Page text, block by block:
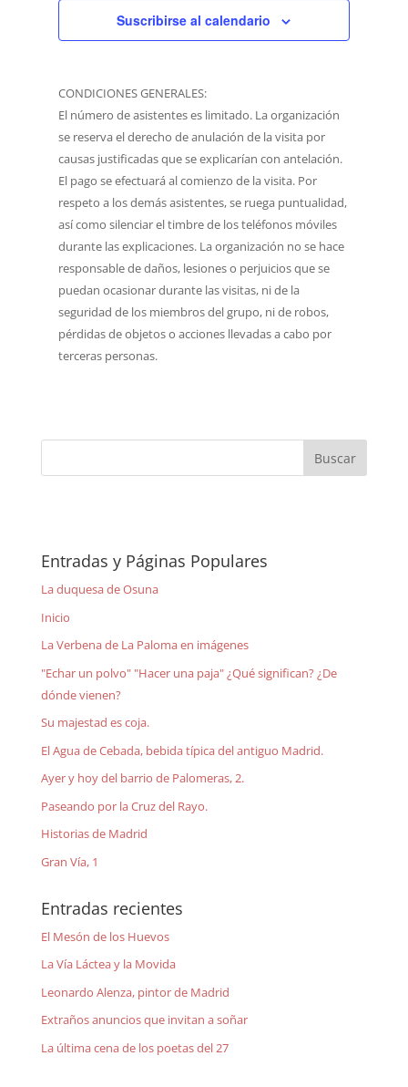
Suscribirse al calendario
CONDICIONES GENERALES:
El número de asistentes es limitado. La organización
se reserva el derecho de anulación de la visita por
causas justificadas que se explicarían con antelación.
El pago se efectuará al comienzo de la visita. Por
respeto a los demás asistentes, se ruega puntualidad,
así como silenciar el timbre de los teléfonos móviles
durante las explicaciones. La organización no se hace
responsable de daños, lesiones o perjuicios que se
puedan ocasionar durante las visitas, ni de la
seguridad de los miembros del grupo, ni de robos,
pérdidas de objetos o acciones llevadas a cabo por
terceras personas.
Entradas y Páginas Populares
La duquesa de Osuna
Inicio
La Verbena de La Paloma en imágenes
"Echar un polvo" "Hacer una paja" ¿Qué significan? ¿De
dónde vienen?
Su majestad es coja.
El Agua de Cebada, bebida típica del antiguo Madrid.
Ayer y hoy del barrio de Palomeras, 2.
Paseando por la Cruz del Rayo.
Historias de Madrid
Gran Vía, 1
Entradas recientes
El Mesón de los Huevos
La Vía Láctea y la Movida
Leonardo Alenza, pintor de Madrid
Extraños anuncios que invitan a soñar
La última cena de los poetas del 27